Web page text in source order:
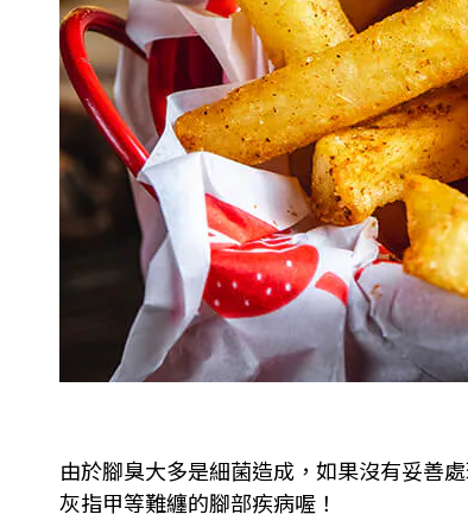
由於腳臭大多是細菌造成，如果沒有妥善
灰指甲等難纏的腳部疾病喔！